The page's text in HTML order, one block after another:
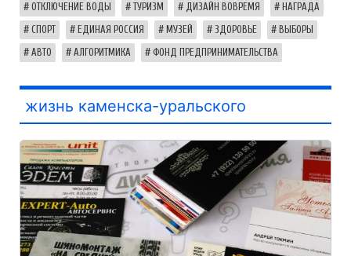
ОТКЛЮЧЕНИЕ ВОДЫ ТУРИЗМ ДИЗАЙН ВОВРЕМЯ НАГРАДА
СПОРТ ЕДИНАЯ РОССИЯ МУЗЕЙ ЗДОРОВЬЕ ВЫБОРЫ
АВТО АЛГОРИТМИКА ФОНД ПРЕДПРИНИМАТЕЛЬСТВА
жизнь каменска-уральского